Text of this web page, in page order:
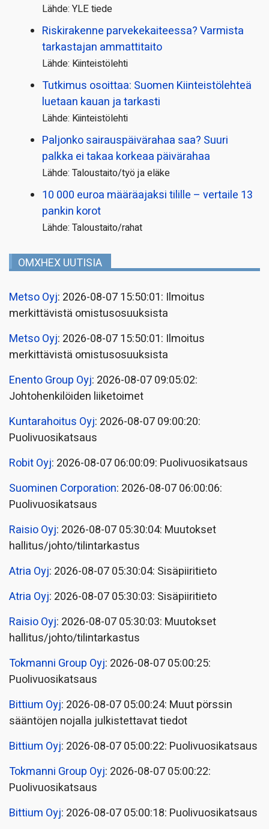
Lähde: YLE tiede
Riskirakenne parvekekaiteessa? Varmista
tarkastajan ammattitaito
Lähde: Kiinteistölehti
Tutkimus osoittaa: Suomen Kiinteistölehteä
luetaan kauan ja tarkasti
Lähde: Kiinteistölehti
Paljonko sairauspäivä­rahaa saa? Suuri
palkka ei takaa korkeaa päivärahaa
Lähde: Taloustaito/työ ja eläke
10 000 euroa määräajaksi tilille – vertaile 13
pankin korot
Lähde: Taloustaito/rahat
OMXHEX UUTISIA
Metso Oyj: 2026-08-07 15:50:01: Ilmoitus
merkittävistä omistusosuuksista
Metso Oyj: 2026-08-07 15:50:01: Ilmoitus
merkittävistä omistusosuuksista
Enento Group Oyj: 2026-08-07 09:05:02:
Johtohenkilöiden liiketoimet
Kuntarahoitus Oyj: 2026-08-07 09:00:20:
Puolivuosikatsaus
Robit Oyj: 2026-08-07 06:00:09: Puolivuosikatsaus
Suominen Corporation: 2026-08-07 06:00:06:
Puolivuosikatsaus
Raisio Oyj: 2026-08-07 05:30:04: Muutokset
hallitus/johto/tilintarkastus
Atria Oyj: 2026-08-07 05:30:04: Sisäpiiritieto
Atria Oyj: 2026-08-07 05:30:03: Sisäpiiritieto
Raisio Oyj: 2026-08-07 05:30:03: Muutokset
hallitus/johto/tilintarkastus
Tokmanni Group Oyj: 2026-08-07 05:00:25:
Puolivuosikatsaus
Bittium Oyj: 2026-08-07 05:00:24: Muut pörssin
sääntöjen nojalla julkistettavat tiedot
Bittium Oyj: 2026-08-07 05:00:22: Puolivuosikatsaus
Tokmanni Group Oyj: 2026-08-07 05:00:22:
Puolivuosikatsaus
Bittium Oyj: 2026-08-07 05:00:18: Puolivuosikatsaus